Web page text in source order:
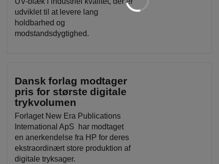
udviklet til at levere lang
holdbarhed og
modstandsdygtighed.
Dansk forlag modtager
pris for største digitale
trykvolumen
Forlaget New Era Publications
International ApS har modtaget
en anerkendelse fra HP for deres
ekstraordinært store produktion af
digitale tryksager.